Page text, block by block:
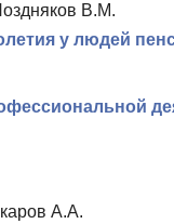
В.М.
у людей
А.А.